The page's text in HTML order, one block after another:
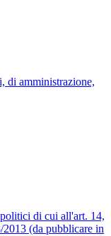
di amministrazione,
di cui all'art. 14,
(da pubblicare in